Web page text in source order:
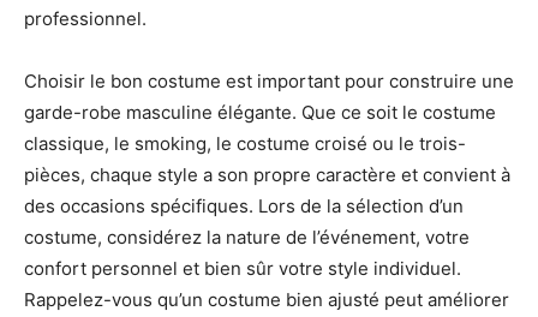
professionnel.
Choisir le bon costume est important pour construire une
garde-robe masculine élégante. Que ce soit le costume
classique, le smoking, le costume croisé ou le trois-
pièces, chaque style a son propre caractère et convient à
des occasions spécifiques. Lors de la sélection d’un
costume, considérez la nature de l’événement, votre
confort personnel et bien sûr votre style individuel.
Rappelez-vous qu’un costume bien ajusté peut améliorer